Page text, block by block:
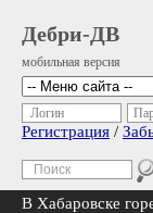
Дебри-ДВ
мобильная версия
Логин
Регистрация /
В Хабаровске